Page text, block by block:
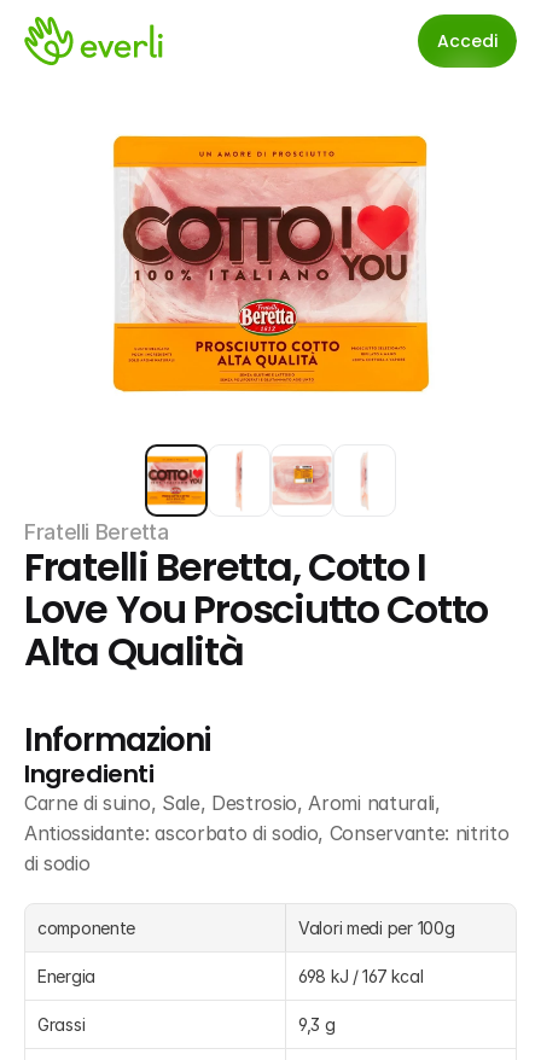
Accedi
Fratelli Beretta
Fratelli Beretta, Cotto I
Love You Prosciutto Cotto
Alta Qualità
Informazioni
Ingredienti
Carne di suino, Sale, Destrosio, Aromi naturali,
Antiossidante: ascorbato di sodio, Conservante: nitrito
di sodio
componente Valori medi per 100g
Energia 698 kJ / 167 kcal
Grassi 9,3 g